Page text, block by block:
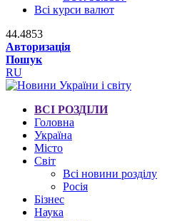
Всі курси валют
44.4853
Авторизація
Пошук
RU
ВСІ РОЗДІЛИ
Головна
Україна
Місто
Світ
Всі новини розділу
Росія
Бізнес
Наука